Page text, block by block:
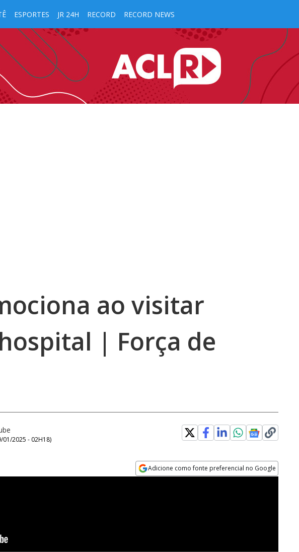
ESPORTES JR 24H RECORD RECORD NEWS
ao visitar
| Força de
01/2025 - 02H18)
Adicione como fonte preferencial no Google